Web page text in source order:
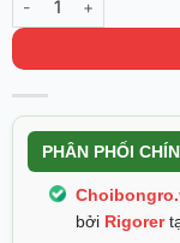
PHÂN PHỐI
bởi Rigorer